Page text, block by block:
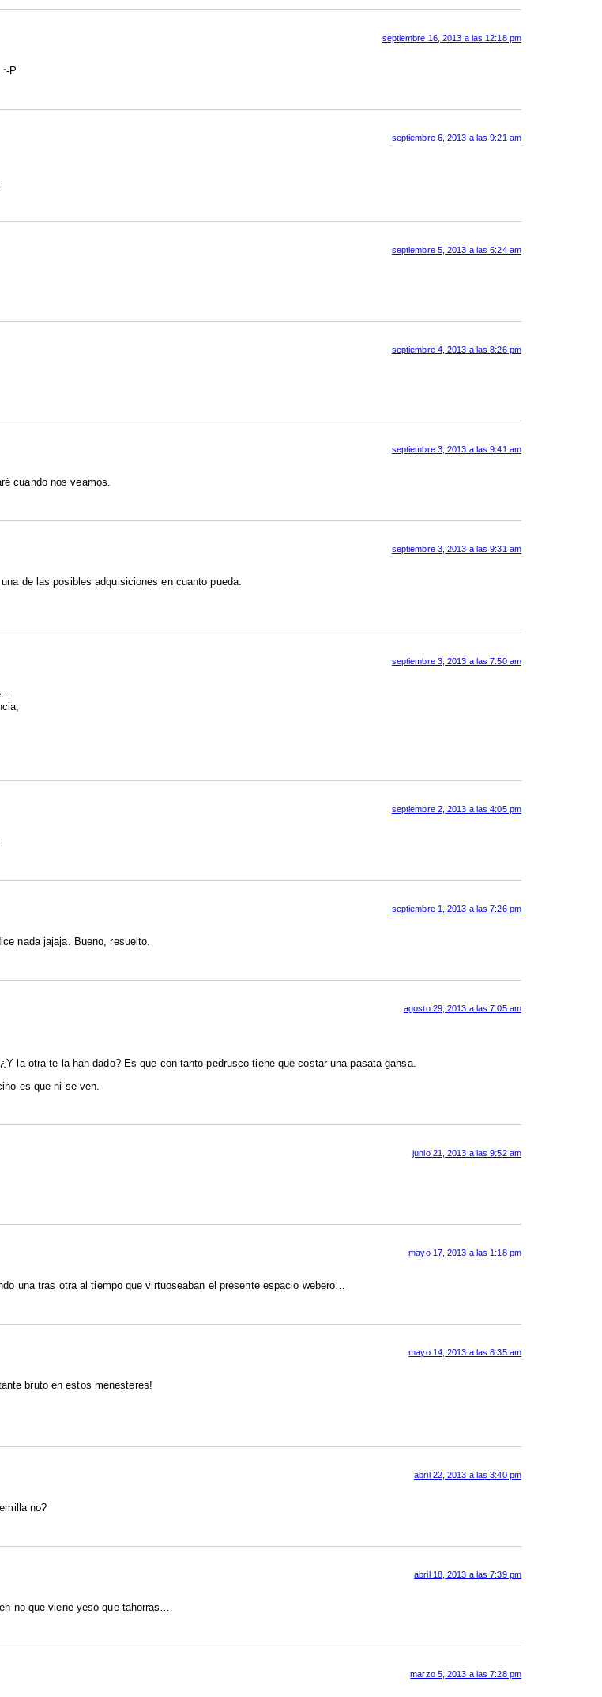
septiembre 16, 2013 a las 12:18 pm
:-P
septiembre 6, 2013 a las 9:21 am
septiembre 5, 2013 a las 6:24 am
septiembre 4, 2013 a las 8:26 pm
septiembre 3, 2013 a las 9:41 am
cuando nos veamos.
septiembre 3, 2013 a las 9:31 am
de las posibles adquisiciones en cuanto pueda.
septiembre 3, 2013 a las 7:50 am
septiembre 2, 2013 a las 4:05 pm
septiembre 1, 2013 a las 7:26 pm
nada jajaja. Bueno, resuelto.
agosto 29, 2013 a las 7:05 am
la otra te la han dado? Es que con tanto pedrusco tiene que costar una pasata gansa.
es que ni se ven.
junio 21, 2013 a las 9:52 am
mayo 17, 2013 a las 1:18 pm
una tras otra al tiempo que virtuoseaban el presente espacio webero…
mayo 14, 2013 a las 8:35 am
bruto en estos menesteres!
abril 22, 2013 a las 3:40 pm
no?
abril 18, 2013 a las 7:39 pm
no que viene yeso que tahorras…
marzo 5, 2013 a las 7:28 pm